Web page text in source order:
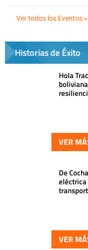
Ver todos los Eventos »
Historias de Éxito
Hola
VER
De
eléctrica
VER